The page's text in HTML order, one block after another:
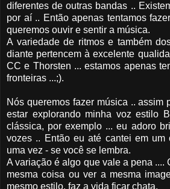
diferentes de outras bandas ..
por aí .. Então apenas tentamos
queremos ouvir e sentir a música.
A variedade de ritmos e também
diante pertencem à excelente
CC e Thorsten ... estamos apenas
fronteiras ...;).
Nós queremos fazer música .. assim
estar explorando minha voz estilo
clássica, por exemplo ... eu adoro
vozes .. Então eu até cantei em um
uma vez - se você se lembra.
A variação é algo que vale a pena ....
mesma coisa ou ver a mesma
mesmo estilo, faz a vida ficar chata.